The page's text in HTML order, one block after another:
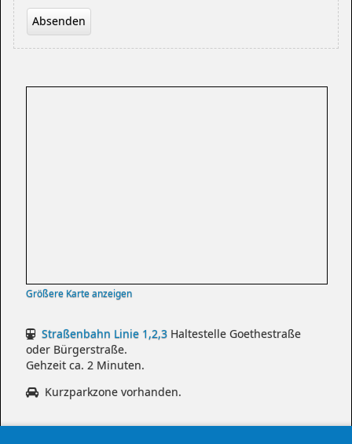
Größere Karte anzeigen
Straßenbahn Linie 1,2,3 Haltestelle Goethestraße
oder Bürgerstraße.
Gehzeit ca. 2 Minuten.
Kurzparkzone vorhanden.